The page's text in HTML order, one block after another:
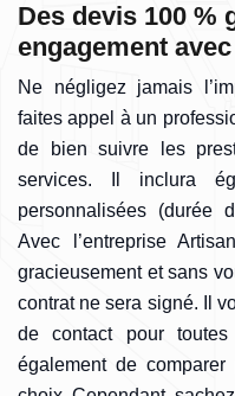
Des devis 100 %
engagement
Ne négligez jamais
faites appel à un
de bien suivre les
services. Il inclura
personnalisées (durée
Avec l’entreprise
gracieusement et sans
contrat ne sera signé. Il
de contact pour
également de